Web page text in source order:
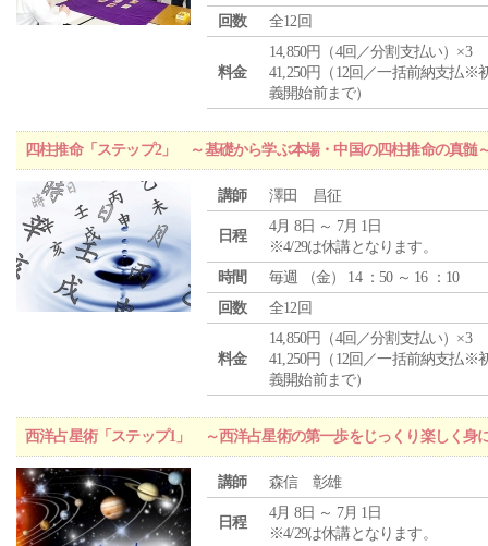
回数
全12回
料金
14,850円（4回／分割支払い）×3
41,250円（12回／一括前納支払※
義開始前まで）
四柱推命「ステップ2」 ～基礎から学ぶ本場・中国の四柱推命の真髄
講師 澤田 昌征
日程
4月 8日 ～ 7月 1日
※4/29は休講となります。
時間
毎週 （金） 14 ：50 ～ 16 ：10
回数
全12回
料金
14,850円（4回／分割支払い）×3
41,250円（12回／一括前納支払※
義開始前まで）
西洋占星術「ステップ1」 ～西洋占星術の第一歩をじっくり楽しく身
講師 森信 彰雄
日程
4月 8日 ～ 7月 1日
※4/29は休講となります。